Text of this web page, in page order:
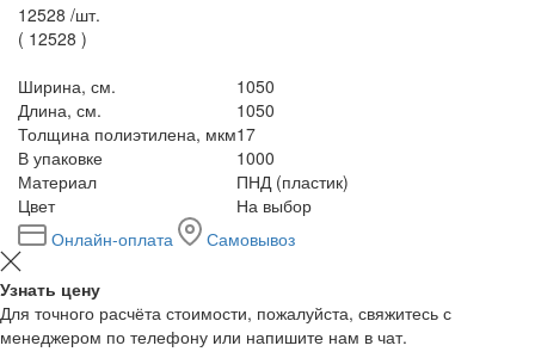
12528 /шт.
( 12528 )
Ширина, см.
1050
Длина, см.
1050
Толщина полиэтилена, мкм17
В упаковке
1000
Материал
ПНД (пластик)
Цвет
На выбор
Онлайн-оплата
Самовывоз
Узнать цену
Для точного расчёта стоимости, пожалуйста, свяжитесь с
менеджером по телефону или напишите нам в чат.